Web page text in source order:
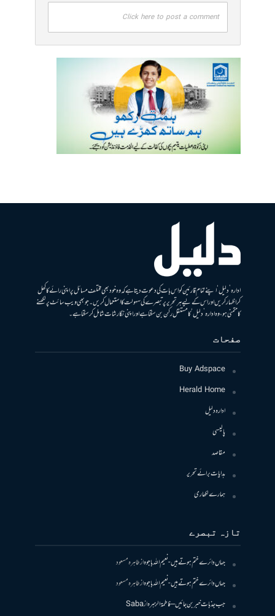
Click here to post a comment
ادارہ ’دلیل‘ اپنے تمام قارئین کو اس بات کی دعوت دیتا ہے کہ وہ خود بھی مختلف مسائل پر اپنی رائے کا کھل
کر اظہار کریں اور اس کے لیے ہر تحریر پر تبصرے کی سہولت کا استعمال کریں۔ جو بھی ویب سائٹ پر لکھنے
کا متمنی ہو، وہ ادارہ ’دلیل‘ کا مستقل رکن بن سکتا ہے اور اپنی نگارشات شامل کرسکتا ہے۔
صفحات
Buy Adspace
Herald Home
ادارہ دلیل
پالیسی
مقاصد
ہدایات برائے تحریر
ہمارے لکھاری
تازہ تبصرے
جہاں دائرے ختم ہوتے ہیں- نعیم اللہ باجوہازطاہرہ مسعود
جہاں دائرے ختم ہوتے ہیں- نعیم اللہ باجوہازطاہرہ مسعود
جب جذبات خبر بن جائیں – فاطمۃالزہرہازSaba